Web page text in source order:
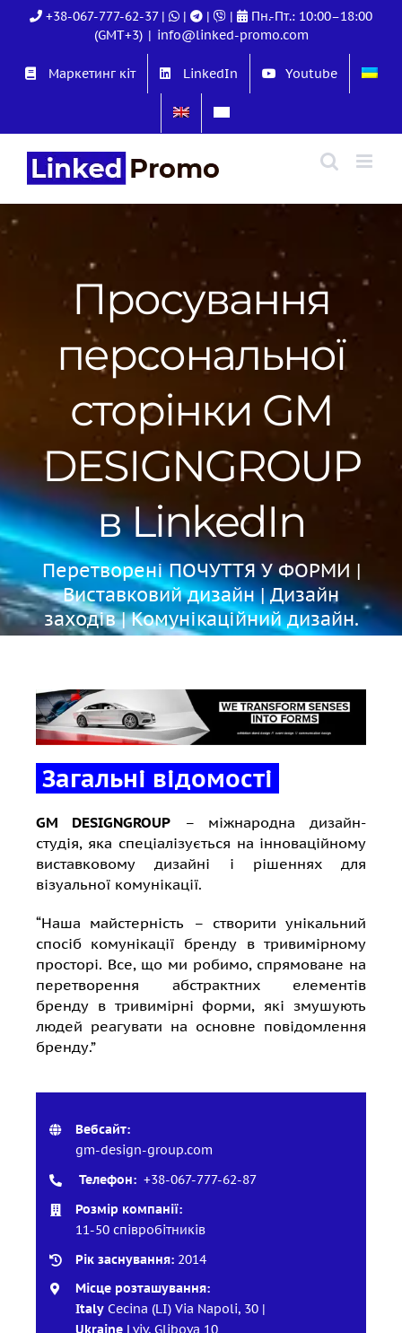
+38-067-777-62-37 | | | |
Пн.-Пт.: 10:00–18:00
(GMT+3) | info@linked-promo.com
Маркетинг кіт LinkedIn Youtube
Просування
персональної
сторінки GM
DESIGNGROUP
в LinkedIn
Перетворені ПОЧУТТЯ У ФОРМИ |
Виставковий дизайн | Дизайн
заходів | Комунікаційний дизайн.
Загальні відомості
GM DESIGNGROUP– міжнародна дизайн-
студія, яка спеціалізується на інноваційному
виставковому дизайні і рішеннях для
візуальної комунікації.
“Наша майстерність – створити унікальний
спосіб комунікації бренду в тривимірному
просторі. Все, що ми робимо, спрямоване на
перетворення абстрактних елементів
бренду в тривимірні форми, які змушують
людей реагувати на основне повідомлення
бренду.”
Вебсайт:
gm-design-group.com
Телефон: +38-067-777-62-87
Розмір компанії:
11-50 співробітників
Рік заснування:2014
Місце розташування:
ItalyCecina (LI) Via Napoli, 30 |